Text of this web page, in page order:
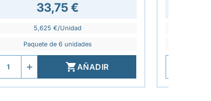
33,75 €
5,625 €/Unidad
Paquete de 6 unidades
AÑADIR